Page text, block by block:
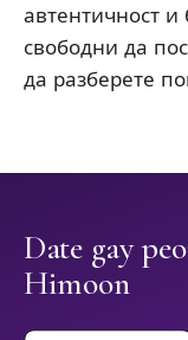
автентичност и
свободни да
да разберете
Date gay
Himoon